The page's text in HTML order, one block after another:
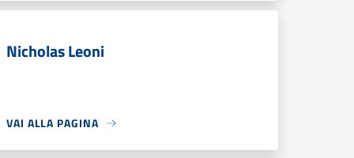
Nicholas Leoni
VAI ALLA PAGINA